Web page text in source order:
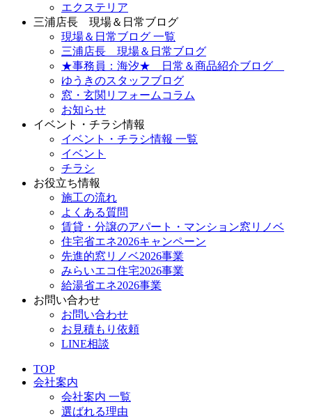
エクステリア
三浦店長 現場＆日常ブログ
現場＆日常ブログ 一覧
三浦店長 現場＆日常ブログ
★事務員：海汐★ 日常＆商品紹介ブログ
ゆうきのスタッフブログ
窓・玄関リフォームコラム
お知らせ
イベント・チラシ情報
イベント・チラシ情報 一覧
イベント
チラシ
お役立ち情報
施工の流れ
よくある質問
賃貸・分譲のアパート・マンション窓リノベ
住宅省エネ2026キャンペーン
先進的窓リノベ2026事業
みらいエコ住宅2026事業
給湯省エネ2026事業
お問い合わせ
お問い合わせ
お見積もり依頼
LINE相談
TOP
会社案内
会社案内 一覧
選ばれる理由